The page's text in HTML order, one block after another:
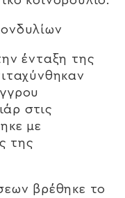
ένταξη της
στις
με
της
βρέθηκε το